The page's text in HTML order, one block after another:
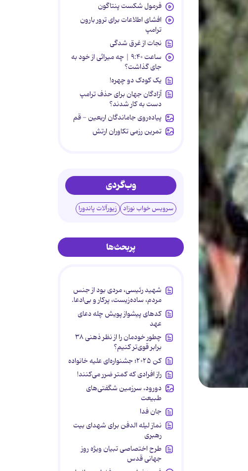
فرمول شکست پنتاگون
افشای اطلاعات برای ترور بارون
ترامپ
نجات از غرق شدگی
ساعت ۹:۴۰ | چه میراثی از خود به
جای گذاشت؟
یک کودک دو چهره!
آزادگان جهان برای حذف ترامپ
دست به کار شدند؟
پیاده‌روی جاماندگان اربعین - قم
تمرین رزمی تکاوران ارتش
وب‌گردی
سرویس خواب نوزاد زیورآلات پاندورا
پربحث‌ها
شهید رئیسی، مردی بود از جنس
مردم، ساده‌زیست، پرکار و بی‌ادعا.
کدهای پیشواز پویش چله دعای
عهد
چطور خودمان را از نظر ذهنی ۳۸
برابر قوی‌تر کنیم؟
کن ۲۰۲۵؛ جشنواره‌ای علیه خانواده
راز افرادی که کمتر ضرر می‌کنند!
دورود، سرزمین شگفتی‌های
طبیعت
جان فدا
نماز لیله الدفن برای شهدای بیت
رهبری
طرح اختصاصی تبیان ویژه روز
جهانی قدس